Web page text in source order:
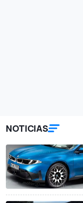
NOTICIAS